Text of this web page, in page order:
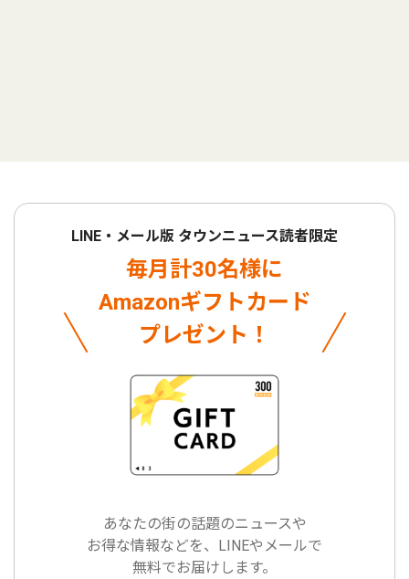
LINE・メール版 タウンニュース読者限定
毎月計30名様に
Amazonギフトカード
プレゼント！
あなたの街の話題のニュースや
お得な情報などを、LINEやメールで
無料でお届けします。